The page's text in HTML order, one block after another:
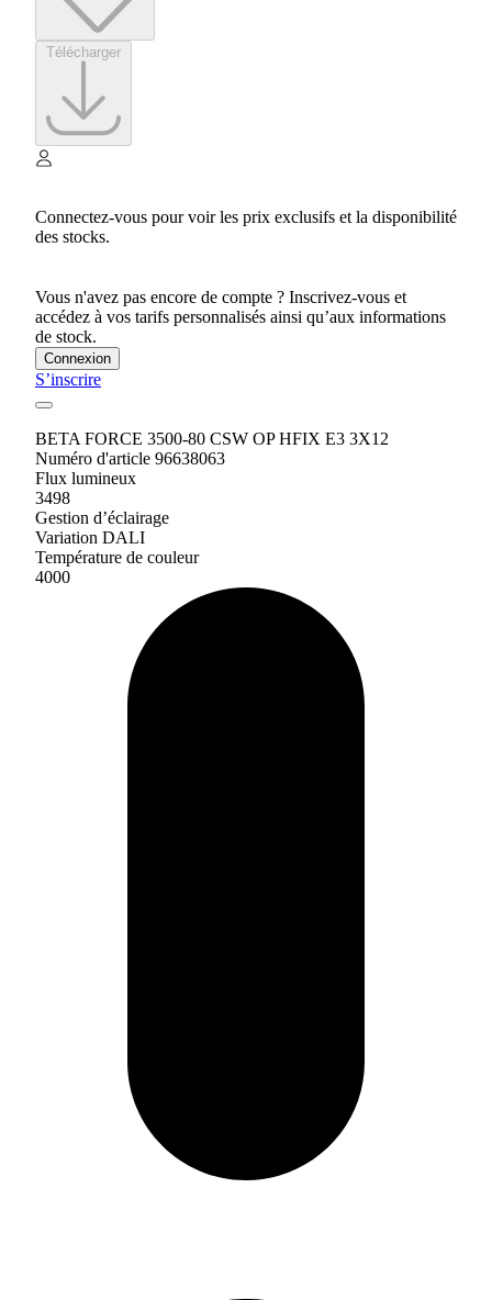
Connectez-vous pour voir les prix exclusifs et la disponibilité
des stocks.
Vous n'avez pas encore de compte ? Inscrivez-vous et
accédez à vos tarifs personnalisés ainsi qu’aux informations
de stock.
Connexion
S’inscrire
BETA FORCE 3500-80 CSW OP HFIX E3 3X12
Numéro d'article 96638063
Flux lumineux
3498
Gestion d’éclairage
Variation DALI
Température de couleur
4000